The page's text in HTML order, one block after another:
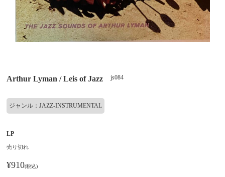
Arthur Lyman / Leis of Jazz js084
ジャンル：JAZZ-INSTRUMENTAL
LP
売り切れ
¥910(税込)